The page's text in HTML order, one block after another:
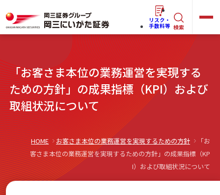
ー
ワ
ー
ド
で
探
す
らくらくネット情報便
法人(オーナー)さま向けサービス
リスク・
手数料等 検索
キ
ー
ド
で
探
す
「お客さま本位の業務運営を実現する
ための方針」の成果指標（KPI）および
取組状況について
HOME お客さま本位の業務運営を実現するための方針
「お
客さま本位の業務運営を実現するための方針」の成果指標（KP
I）および取組状況について